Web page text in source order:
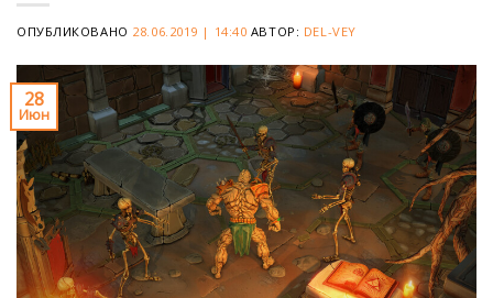
ОПУБЛИКОВАНО 28.06.2019 | 14:40 АВТОР: DEL-VEY
28
Июн